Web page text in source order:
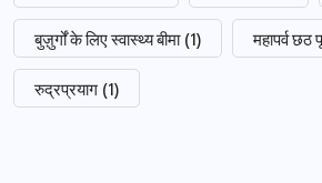
बुज़ुर्गों के लिए स्वास्थ्य बीमा (1) महापर्व छठ
रुद्रप्रयाग (1)